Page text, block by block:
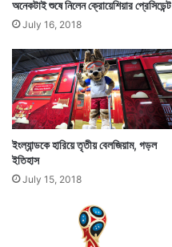
অনেকটাই শুষে নিলেন ক্রোয়েশিয়ার প্রেসিডেন্ট
July 16, 2018
ইংল্যান্ডকে হারিয়ে তৃতীয় বেলজিয়াম, গড়ল
ইতিহাস
July 15, 2018